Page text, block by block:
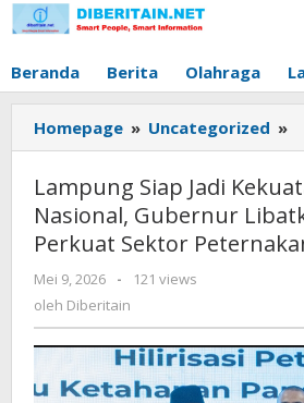
Lewati
ke
Beranda Berita Olahraga
Homepage » Uncategorized »
Lampung Siap Jadi
Nasional, Gubernur
Perkuat Sektor
Mei 9, 2026
oleh
Diberitain
-
121 views
oleh Diberitain